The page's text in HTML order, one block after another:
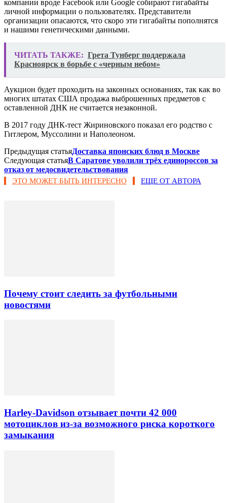
компании вроде Facebook или Google собирают гигабайты
личной информации о пользователях. Представители
организации опасаются, что скоро эти гигабайты пополнятся
и нашими генетическими данными.
ЧИТАТЬ ТАКЖЕ: Грета Тунберг поддержала
Красноярск в борьбе с «черным небом»
Аукцион будет проходить на законных основаниях, так как во
многих штатах США продажа выброшенных предметов с
оставленной ДНК не считается незаконной.
В 2017 году ДНК-тест Жириновского показал его родство с
Гитлером, Муссолини и Наполеоном.
Предыдущая статьяДоставка японских блюд в Москве
Следующая статьяВ Саратове уволили трёх единороссов за
отказ от медосвидетельствования
ЭТО МОЖЕТ БЫТЬ ИНТЕРЕСНО ЕЩЕ ОТ АВТОРА
Почему стоит следить за футбольными
новостями
Harley-Davidson отзывает почти 42 000
мотоциклов из-за возможного риска короткого
замыкания